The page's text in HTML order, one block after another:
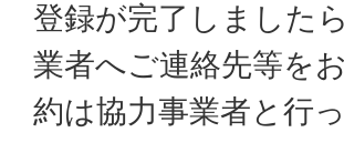
登録が完了しました
業者へご連絡先等を
約は協力事業者と行